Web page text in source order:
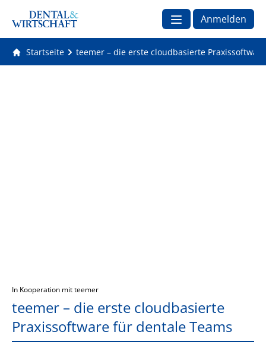
Anmelden
Startseite teemer – die erste cloudbasierte
In Kooperation mit teemer
teemer – die erste cloudbasierte
Praxissoftware für dentale Teams